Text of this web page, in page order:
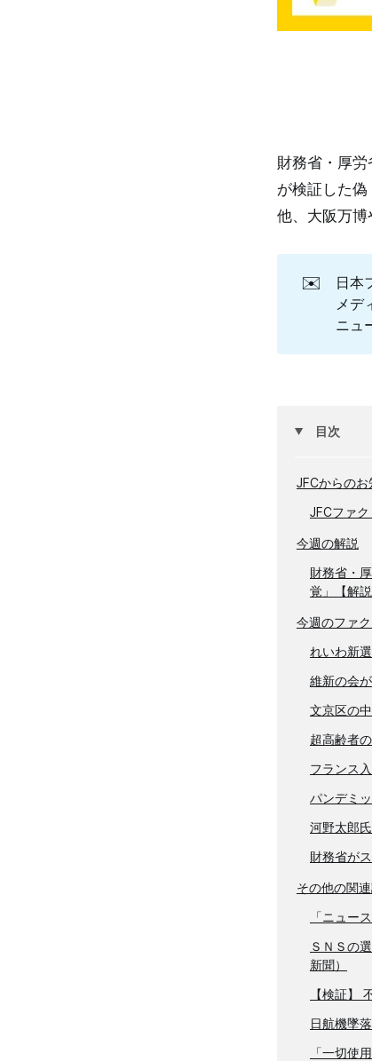
財務省・厚労
が検証した
他、大阪万博
✉️
日本
メデ
ニュ
目次
JFCからのお
JFCファ
今週の解説
財務省・
覚」【解説
今週のファ
れいわ新
維新の会
文京区の
超高齢者
フランス
パンデミ
河野太郎
財務省が
その他の関
「ニュー
ＳＮＳの
新聞）
【検証】
日航機墜
「一切使